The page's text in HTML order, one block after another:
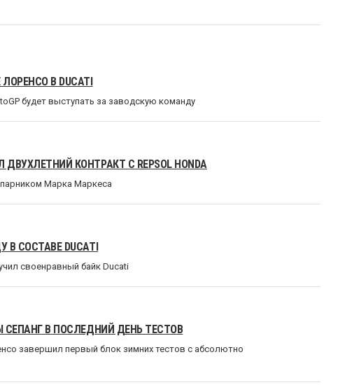
В DUCATI
будет выступать за заводскую команду
КОНТРАКТ С REPSOL HONDA
Марка Маркеса
СОСТАВЕ DUCATI
своенравный байк Ducati
СЕПАНГ В ПОСЛЕДНИЙ ДЕНЬ ТЕСТОВ
завершил первый блок зимних тестов с абсолютно